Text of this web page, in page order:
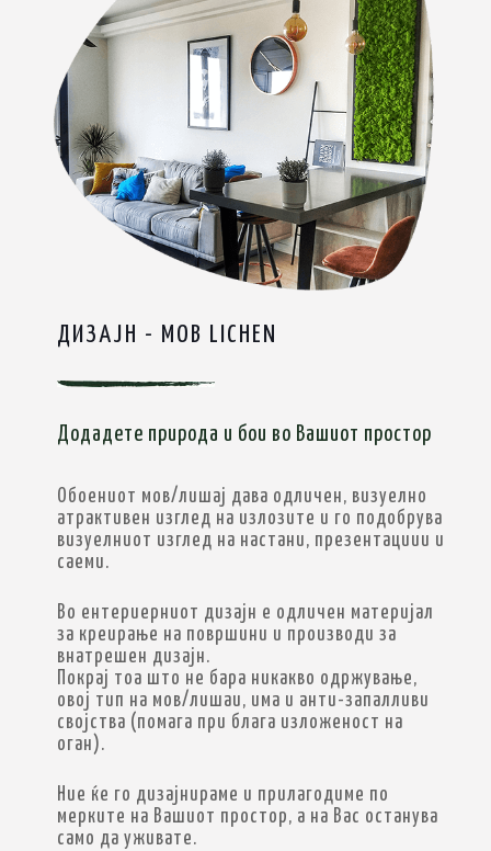
ДИЗАЈН - МОВ LICHEN
Додадете природа и бои во Вашиот простор
Обоениот мов/лишај дава одличен, визуелно
атрактивен изглед на излозите и го подобрува
визуелниот изглед на настани, презентациии и
саеми.
Во ентериерниот дизајн е одличен материјал
за креирање на површини и производи за
внатрешен дизајн.
Покрај тоа што не бара никакво одржување,
овој тип на мов/лишаи, има и анти-запалливи
својства (помага при блага изложеност на
оган).
Ние ќе го дизајнираме и прилагодиме по
мерките на Вашиот простор, а на Вас останува
само да уживате.